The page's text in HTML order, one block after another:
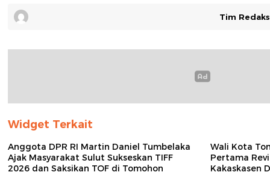
Tim
Widget Terkait
Anggota DPR RI Martin Daniel Tumbelaka
Ajak Masyarakat Sulut Sukseskan TIFF
2026 dan Saksikan TOF di Tomohon
Wali Kota
Pertama
Kakaskasen